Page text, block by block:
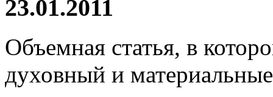
23.01.2011
Объемная статья, в
духовный и